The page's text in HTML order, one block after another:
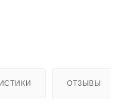
ОТЗЫВЫ